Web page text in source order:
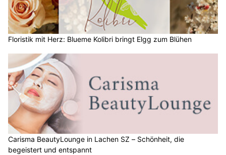
Floristik mit Herz: Blueme Kolibri bringt Elgg zum Blühen
Carisma BeautyLounge in Lachen SZ – Schönheit, die
begeistert und entspannt